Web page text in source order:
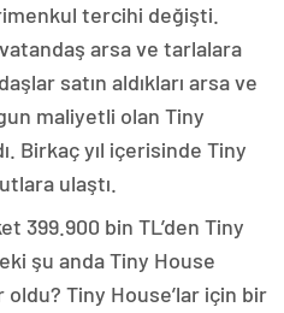
tercihi değişti.
arsa ve tarlalara
satın aldıkları arsa ve
maliyetli olan Tiny
Birkaç yıl içerisinde Tiny
ulaştı.
399.900 bin TL’den Tiny
şu anda Tiny House
Tiny House’lar için bir